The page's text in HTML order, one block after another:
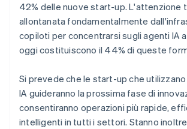
42% delle nuove start-up. L'attenzione
allontanata fondamentalmente
copiloti per concentrarsi sugli agenti IA
oggi costituiscono il 44% di queste
Si prevede che le start-up che
IA guideranno la prossima fase di
consentiranno operazioni più rapide,
intelligenti in tutti i settori. Stanno